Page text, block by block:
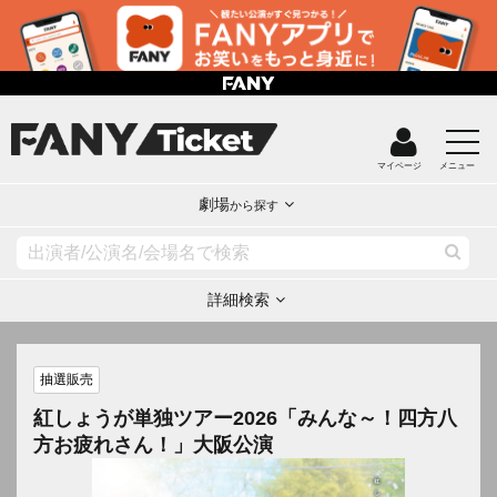
マイページ メニュー
劇場から探す
詳細検索
抽選販売
紅しょうが単独ツアー2026「みんな～！四方八
方お疲れさん！」大阪公演